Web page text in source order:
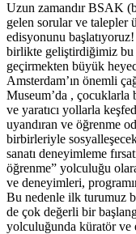
Uzun zamandır BSAK
gelen sorular ve talepler
edisyonunu
birlikte geliştirdiğimiz bu
geçirmekten büyük
Amsterdam’ın önemli
Museum’da , çocuklarla
ve yaratıcı yollarla
uyandıran ve öğrenme
birbirleriyle
sanatı deneyimleme
öğrenme” yolculuğu
ve deneyimleri,
Bu nedenle ilk turumuz
de çok değerli bir
yolculuğunda küratör